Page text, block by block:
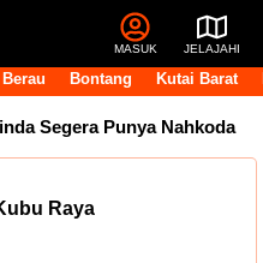
MASUK JELAJAHI
Berau Bontang Kutai Barat
Segera Punya Nahkoda
RSUD IA Moeis Tuai
Raya